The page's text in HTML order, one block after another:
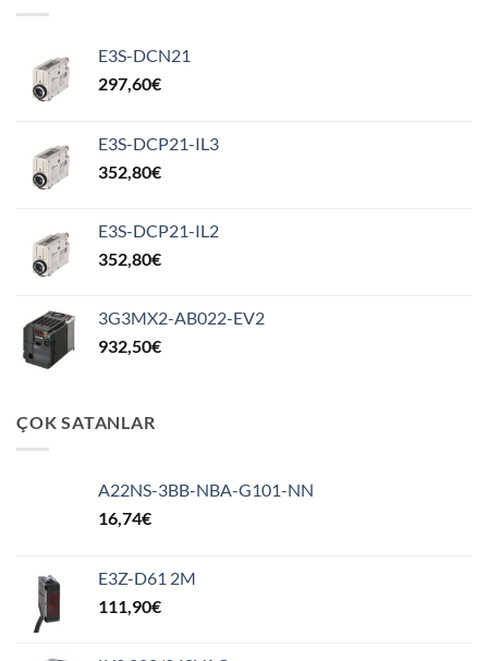
E3S-DCN21
297,60€
E3S-DCP21-IL3
352,80€
E3S-DCP21-IL2
352,80€
3G3MX2-AB022-EV2
932,50€
ÇOK SATANLAR
A22NS-3BB-NBA-G101-NN
16,74€
E3Z-D61 2M
111,90€